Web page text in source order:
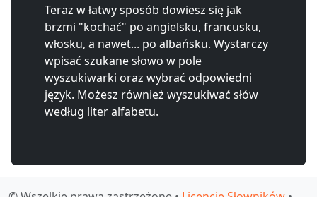
Teraz w łatwy sposób dowiesz się jak
brzmi "kochać" po angielsku, francusku,
włosku, a nawet... po albańsku. Wystarczy
wpisać szukane słowo w pole
wyszukiwarki oraz wybrać odpowiedni
język. Możesz również wyszukiwać słów
według liter alfabetu.